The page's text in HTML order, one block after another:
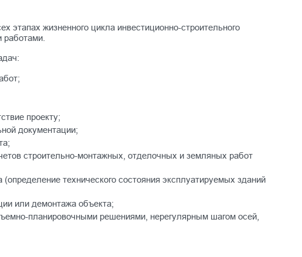
этапах жизненного цикла инвестиционно-строительного
работами.
проекту;
документации;
строительно-монтажных, отделочных и земляных работ
технического состояния эксплуатируемых зданий
или демонтажа объекта;
планировочными решениями, нерегулярным шагом осей,